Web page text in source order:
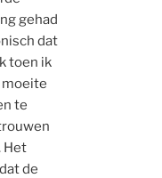
gehad
dat
toen ik
te
Het
de